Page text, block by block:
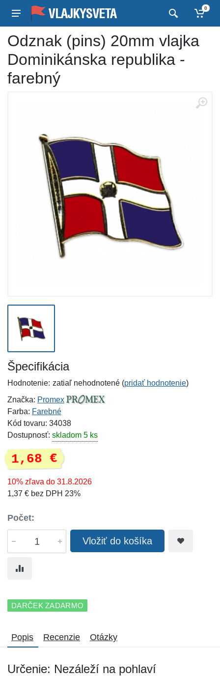
0
Odznak (pins) 20mm vlajka
Dominikánska republika -
farebný
Špecifikácia
Hodnotenie: zatiaľ nehodnotené (pridať hodnotenie)
Značka: Promex
Farba: Farebné
Kód tovaru: 34038
Dostupnosť: skladom 5 ks
1,68 €
10% zľava do 31.8.2026
1,37 € bez DPH 23%
Počet:
Vložiť do košíka
DARČEK ZADARMO
Popis Recenzie Otázky
Určenie: Nezáleží na pohlaví